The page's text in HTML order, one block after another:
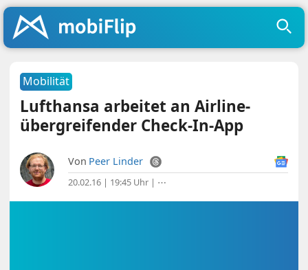
Mobilität
Lufthansa arbeitet an Airline-
übergreifender Check-In-App
Von Peer Linder
20.02.16 | 19:45 Uhr | ⋯